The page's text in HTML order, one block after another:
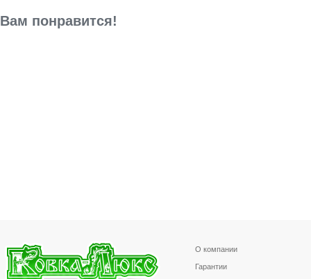
Вам понравится!
О компании
Гарантии